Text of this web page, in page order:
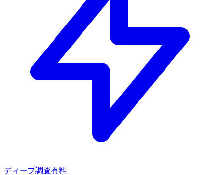
ディープ調査有料